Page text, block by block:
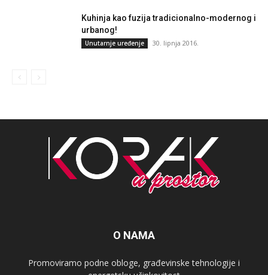
Kuhinja kao fuzija tradicionalno-modernog i
urbanog!
Unutarnje uređenje 30. lipnja 2016.
O NAMA
Promoviramo podne obloge, građevinske tehnologije i